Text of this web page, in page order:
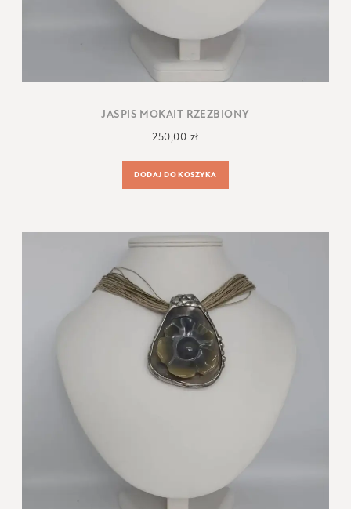
JASPIS MOKAIT RZEZBIONY
250,00 zł
DODAJ DO KOSZYKA